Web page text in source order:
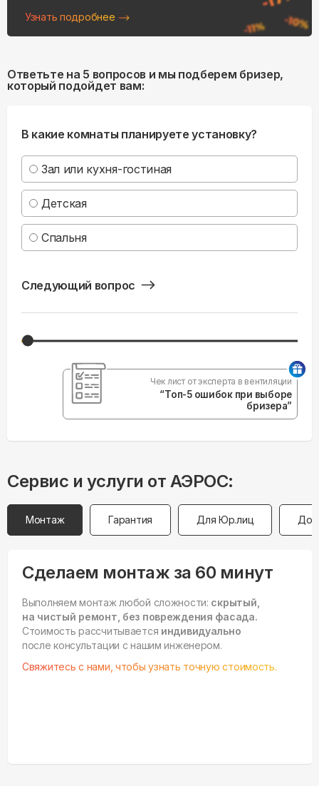
Узнать подробнее
Ответьте на 5 вопросов и мы подберем бризер,
который подойдет вам:
В какие комнаты планируете установку?
Зал или кухня-гостиная
Детская
Спальня
Следующий вопрос
Чек лист от эксперта в вентиляции
“Топ-5 ошибок при выборе
бризера”
Сервис и услуги от АЭРОС:
Монтаж Гарантия Для Юр.лиц
Сделаем монтаж за 60 минут
Выполняем монтаж любой сложности: скрытый,
на чистый ремонт, без повреждения фасада.
Стоимость рассчитывается индивидуально
после консультации с нашим инженером.
Свяжитесь с нами, чтобы узнать точную стоимость.